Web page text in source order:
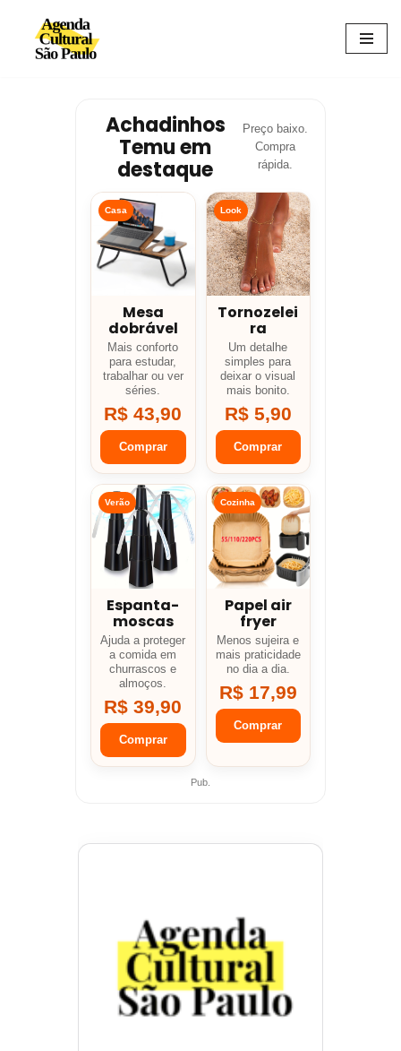
Avançar
Achadinhos
Temu em
destaque
Preço baixo.
Compra
rápida.
Casa
Mesa
dobrável
Mais conforto
para estudar,
trabalhar ou ver
séries.
R$ 43,90
Comprar
Look
Tornozelei
ra
Um detalhe
simples para
deixar o visual
mais bonito.
R$ 5,90
Comprar
Verão
Espanta-
moscas
Ajuda a proteger
a comida em
churrascos e
almoços.
R$ 39,90
Comprar
Cozinha
Papel air
fryer
Menos sujeira e
mais praticidade
no dia a dia.
R$ 17,99
Comprar
Pub.